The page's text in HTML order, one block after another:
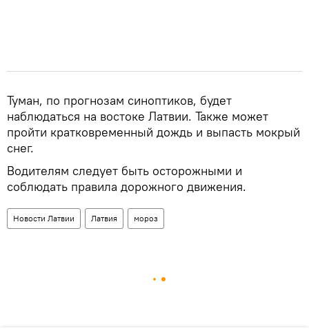
Туман, по прогнозам синоптиков, будет
наблюдаться на востоке Латвии. Также может
пройти кратковременный дождь и выпасть мокрый
снег.
​Водителям следует быть осторожными и
соблюдать правила дорожного движения.
Новости Латвии Латвия мороз